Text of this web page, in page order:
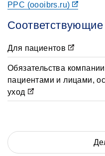
РРС (oooibrs.ru)
Для пациентов
Обязательства
пациентами и лицами,
уход